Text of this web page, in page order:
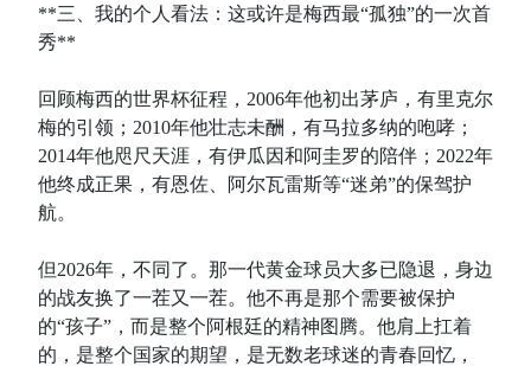
**三、我的个人看法：这或许是梅西最“孤独”的一次首
秀**
回顾梅西的世界杯征程，2006年他初出茅庐，有里克尔
梅的引领；2010年他壮志未酬，有马拉多纳的咆哮；
2014年他咫尺天涯，有伊瓜因和阿圭罗的陪伴；2022年
他终成正果，有恩佐、阿尔瓦雷斯等“迷弟”的保驾护
航。
但2026年，不同了。那一代黄金球员大多已隐退，身边
的战友换了一茬又一茬。他不再是那个需要被保护
的“孩子”，而是整个阿根廷的精神图腾。他肩上扛着
的，是整个国家的期望，是无数老球迷的青春回忆，